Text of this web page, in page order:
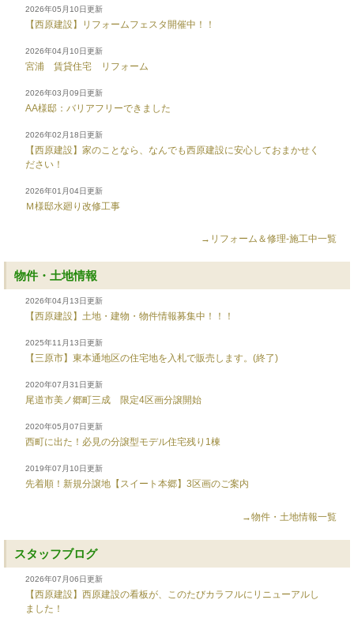
2026年05月10日更新
【西原建設】リフォームフェスタ開催中！！
2026年04月10日更新
宮浦 賃貸住宅 リフォーム
2026年03月09日更新
AA様邸：バリアフリーできました
2026年02月18日更新
【西原建設】家のことなら、なんでも西原建設に安心しておまかせく
ださい！
2026年01月04日更新
Ｍ様邸水廻り改修工事
→リフォーム＆修理-施工中一覧
物件・土地情報
2026年04月13日更新
【西原建設】土地・建物・物件情報募集中！！！
2025年11月13日更新
【三原市】東本通地区の住宅地を入札で販売します。(終了)
2020年07月31日更新
尾道市美ノ郷町三成 限定4区画分譲開始
2020年05月07日更新
西町に出た！必見の分譲型モデル住宅残り1棟
2019年07月10日更新
先着順！新規分譲地【スイート本郷】3区画のご案内
→物件・土地情報一覧
スタッフブログ
2026年07月06日更新
【西原建設】西原建設の看板が、このたびカラフルにリニューアルし
ました！